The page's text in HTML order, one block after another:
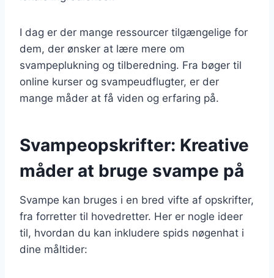
I dag er der mange ressourcer tilgængelige for
dem, der ønsker at lære mere om
svampeplukning og tilberedning. Fra bøger til
online kurser og svampeudflugter, er der
mange måder at få viden og erfaring på.
Svampeopskrifter: Kreative
måder at bruge svampe på
Svampe kan bruges i en bred vifte af opskrifter,
fra forretter til hovedretter. Her er nogle ideer
til, hvordan du kan inkludere spids nøgenhat i
dine måltider: